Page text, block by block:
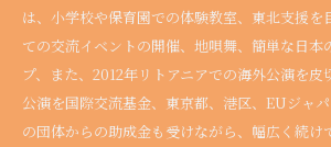
は、小学校や保育園での体験教室、東北支援を
ての交流イベントの開催、地唄舞、簡単な日本
プ、また、2012年リトアニアでの海外公演を
公演を国際交流基金、東京都、港区、EUジャ
の団体からの助成金も受けながら、幅広く続け